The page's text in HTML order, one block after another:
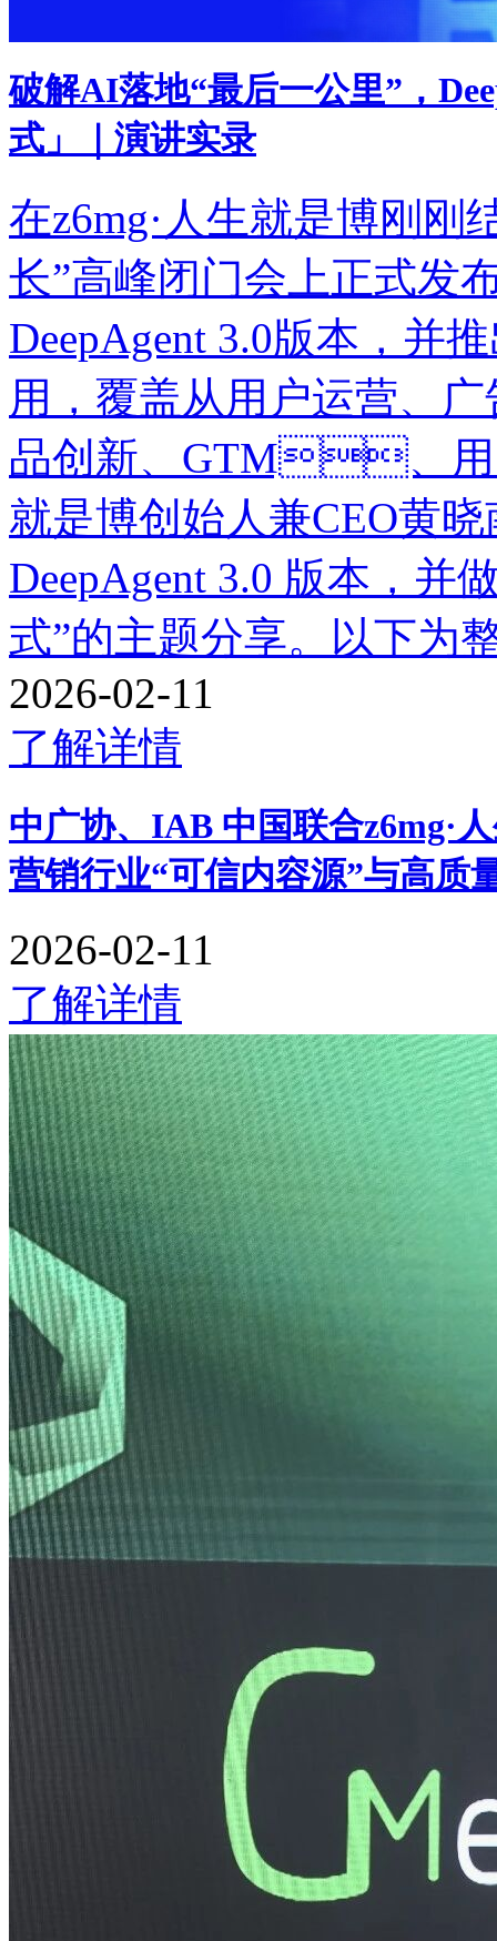
破解AI落地“最后一公里”，
式」｜演讲实录
在z6mg·人生就是博刚刚
长”高峰闭门会上正式发
DeepAgent 3.0版本，
用，覆盖从用户运营、
品创新、GTM、
就是博创始人兼CEO黄
DeepAgent 3.0 版本，
式”的主题分享。以下为整
2026-02-11
了解详情
中广协、IAB 中国联合
营销行业“可信内容源”与高质
2026-02-11
了解详情